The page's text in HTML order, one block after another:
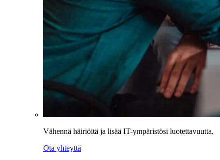
Vähennä häiriöitä ja lisää IT-ympäristösi luotettavuutta.
Ota yhteyttä